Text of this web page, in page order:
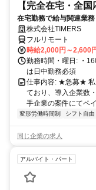
【完全在宅・全
在宅勤務で給与関連業
ぎたい方、注目！
株式会社TIMERS
フルリモート
時給2,000円～2,600
勤務時間・曜日: ・
は日中勤務必須
仕事内容: ★急募★ 私
ており、導入企業数
手企業の案件にてペ
変形労働時間制 シフト自由
同じ企業の求人
アルバイト・パート